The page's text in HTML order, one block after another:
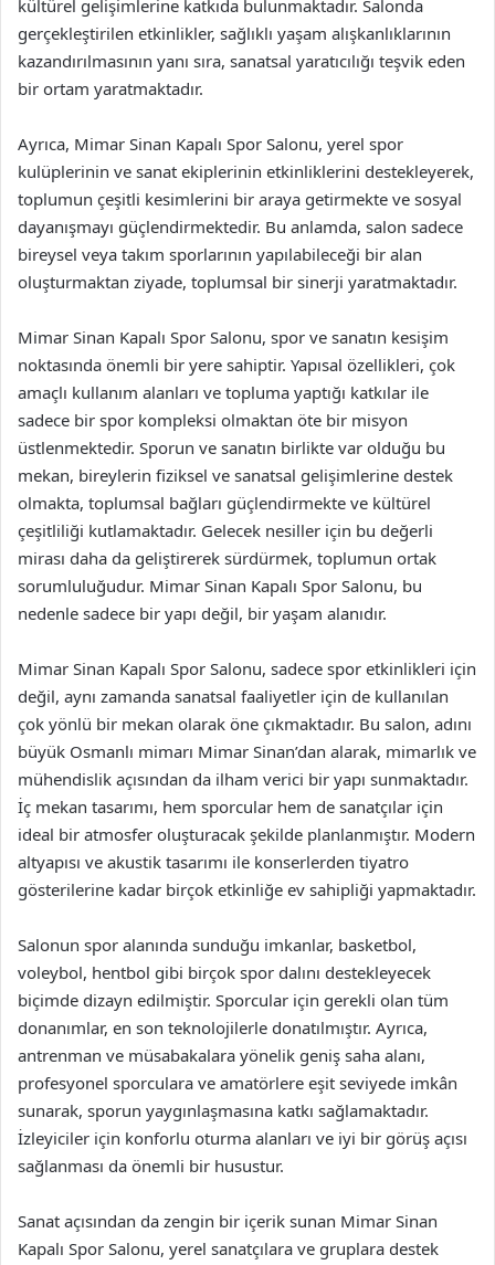
kültürel gelişimlerine katkıda bulunmaktadır. Salonda
gerçekleştirilen etkinlikler, sağlıklı yaşam alışkanlıklarının
kazandırılmasının yanı sıra, sanatsal yaratıcılığı teşvik eden
bir ortam yaratmaktadır.
Ayrıca, Mimar Sinan Kapalı Spor Salonu, yerel spor
kulüplerinin ve sanat ekiplerinin etkinliklerini destekleyerek,
toplumun çeşitli kesimlerini bir araya getirmekte ve sosyal
dayanışmayı güçlendirmektedir. Bu anlamda, salon sadece
bireysel veya takım sporlarının yapılabileceği bir alan
oluşturmaktan ziyade, toplumsal bir sinerji yaratmaktadır.
Mimar Sinan Kapalı Spor Salonu, spor ve sanatın kesişim
noktasında önemli bir yere sahiptir. Yapısal özellikleri, çok
amaçlı kullanım alanları ve topluma yaptığı katkılar ile
sadece bir spor kompleksi olmaktan öte bir misyon
üstlenmektedir. Sporun ve sanatın birlikte var olduğu bu
mekan, bireylerin fiziksel ve sanatsal gelişimlerine destek
olmakta, toplumsal bağları güçlendirmekte ve kültürel
çeşitliliği kutlamaktadır. Gelecek nesiller için bu değerli
mirası daha da geliştirerek sürdürmek, toplumun ortak
sorumluluğudur. Mimar Sinan Kapalı Spor Salonu, bu
nedenle sadece bir yapı değil, bir yaşam alanıdır.
Mimar Sinan Kapalı Spor Salonu, sadece spor etkinlikleri için
değil, aynı zamanda sanatsal faaliyetler için de kullanılan
çok yönlü bir mekan olarak öne çıkmaktadır. Bu salon, adını
büyük Osmanlı mimarı Mimar Sinan’dan alarak, mimarlık ve
mühendislik açısından da ilham verici bir yapı sunmaktadır.
İç mekan tasarımı, hem sporcular hem de sanatçılar için
ideal bir atmosfer oluşturacak şekilde planlanmıştır. Modern
altyapısı ve akustik tasarımı ile konserlerden tiyatro
gösterilerine kadar birçok etkinliğe ev sahipliği yapmaktadır.
Salonun spor alanında sunduğu imkanlar, basketbol,
voleybol, hentbol gibi birçok spor dalını destekleyecek
biçimde dizayn edilmiştir. Sporcular için gerekli olan tüm
donanımlar, en son teknolojilerle donatılmıştır. Ayrıca,
antrenman ve müsabakalara yönelik geniş saha alanı,
profesyonel sporculara ve amatörlere eşit seviyede imkân
sunarak, sporun yaygınlaşmasına katkı sağlamaktadır.
İzleyiciler için konforlu oturma alanları ve iyi bir görüş açısı
sağlanması da önemli bir husustur.
Sanat açısından da zengin bir içerik sunan Mimar Sinan
Kapalı Spor Salonu, yerel sanatçılara ve gruplara destek